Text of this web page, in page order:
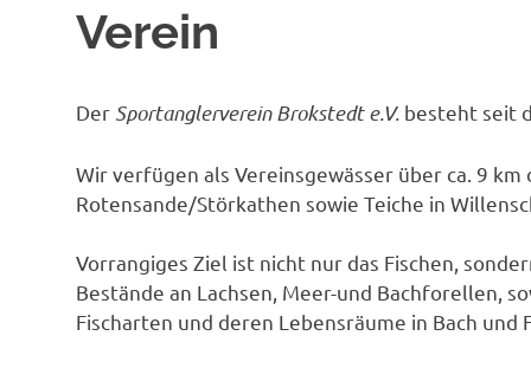
Verein
Der Sportanglerverein Brokstedt e.V. besteht seit
Wir verfügen als Vereinsgewässer über ca. 9 km
Rotensande/Störkathen sowie Teiche in
Vorrangiges Ziel ist nicht nur das Fischen,
Bestände an Lachsen, Meer-und Bachforellen,
Fischarten und deren Lebensräume in Bach und